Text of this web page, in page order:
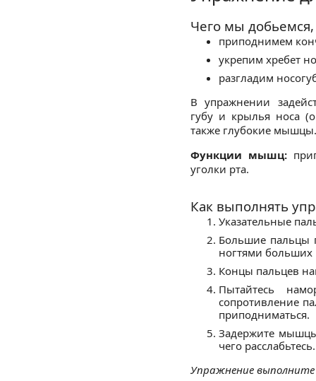
Чего мы
приподнимем
укрепим хребет
разгладим
В упражнении
губу и крылья носа
также глубокие мышцы.
Функции мышц:
уголки рта.
Как выполнять
Указательные
Большие пальцы
ногтями больших
Концы пальцев
Пытайтесь
сопротивление
приподниматься.
Задержите
чего расслабьтесь.
Упражнение выполните